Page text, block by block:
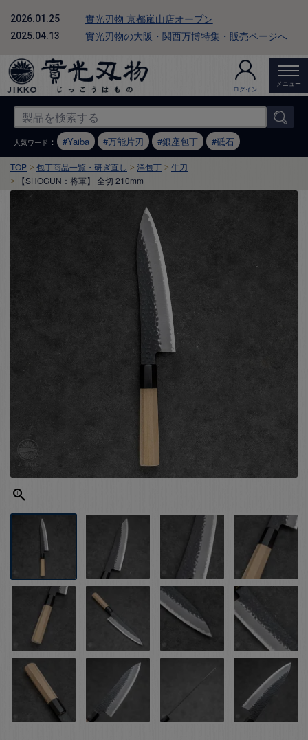
2026.01.25 實光刃物 京都嵐山店オープン
2025.04.13 實光刃物の大阪・関西万博特集・販売ページへ
ログイン
メニュー
人気ワード ： Yaiba 万能片刃 銀座包丁 砥石
TOP 包丁商品一覧・研ぎ直し 洋包丁
牛刀
【SHOGUN：将軍】 全切 210mm